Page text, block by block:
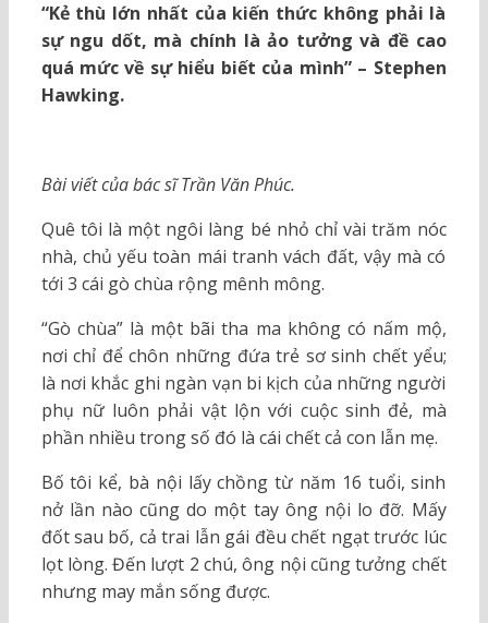
“Kẻ thù lớn nhất của kiến thức không phải là
sự ngu dốt, mà chính là ảo tưởng và đề cao
quá mức về sự hiểu biết của mình” – Stephen
Hawking.
Bài viết của bác sĩ Trần Văn Phúc.
Quê tôi là một ngôi làng bé nhỏ chỉ vài trăm nóc
nhà, chủ yếu toàn mái tranh vách đất, vậy mà có
tới 3 cái gò chùa rộng mênh mông.
“Gò chùa” là một bãi tha ma không có nấm mộ,
nơi chỉ để chôn những đứa trẻ sơ sinh chết yểu;
là nơi khắc ghi ngàn vạn bi kịch của những người
phụ nữ luôn phải vật lộn với cuộc sinh đẻ, mà
phần nhiều trong số đó là cái chết cả con lẫn mẹ.
Bố tôi kể, bà nội lấy chồng từ năm 16 tuổi, sinh
nở lần nào cũng do một tay ông nội lo đỡ. Mấy
đốt sau bố, cả trai lẫn gái đều chết ngạt trước lúc
lọt lòng. Đến lượt 2 chú, ông nội cũng tưởng chết
nhưng may mắn sống được.